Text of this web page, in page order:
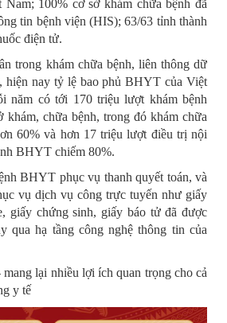
100% cơ sở khám chữa bệnh đã
tin bệnh viện (HIS); 63/63 tỉnh thành
điện tử.
trong khám chữa bệnh, liên thông dữ
hiện nay tỷ lệ bao phủ BHYT của Việt
năm có tới 170 triệu lượt khám bệnh
khám, chữa bệnh, trong đó khám chữa
60% và hơn 17 triệu lượt điều trị nội
BHYT chiếm 80%.
BHYT phục vụ thanh quyết toán, và
vụ dịch vụ công trực tuyến như giấy
giấy chứng sinh, giấy báo tử đã được
qua hạ tầng công nghệ thông tin của
lại nhiều lợi ích quan trọng cho cả
y tế